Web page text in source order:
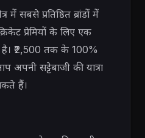
में सबसे प्रतिष्ठित ब्रांडों में
प्रेमियों के लिए एक
₹2,500 तक के 100%
सट्टेबाजी की यात्रा
हैं।